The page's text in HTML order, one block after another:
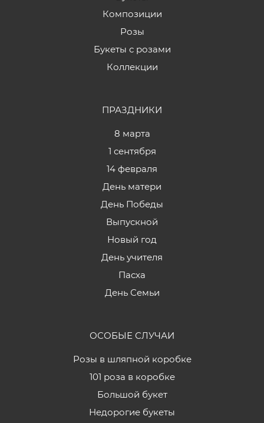
Композиции
Розы
Букеты с розами
Коллекции
ПРАЗДНИКИ
8 марта
1 сентября
14 февраля
День матери
День Победы
Выпускной
Новый год
День учителя
Пасха
День Семьи
ОСОБЫЕ СЛУЧАИ
Розы в шляпной коробке
101 роза в коробке
Большой букет
Недорогие букеты